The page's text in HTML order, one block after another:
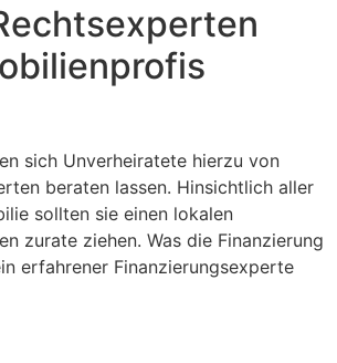
sich Unverheiratete hierzu von
beraten lassen. Hinsichtlich aller
sollten sie einen lokalen
zurate ziehen. Was die Finanzierung
erfahrener Finanzierungsexperte